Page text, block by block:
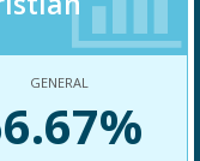
GENERAL